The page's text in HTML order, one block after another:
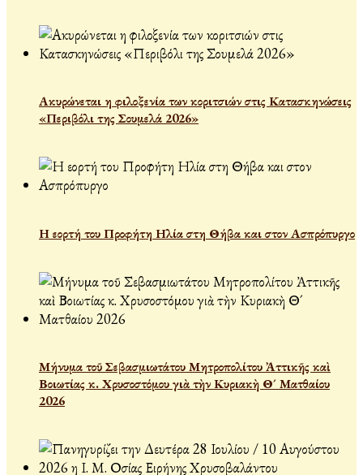
Ακυρώνεται η φιλοξενία των κοριτσιών στις Κατασκηνώσεις
«Περιβόλι της Σουμελά 2026»
Η εορτή του Προφήτη Ηλία στη Θήβα και στον Ασπρόπυργο
Μήνυμα τοῦ Σεβασμιωτάτου Μητροπολίτου Ἀττικῆς καὶ
Βοιωτίας κ. Χρυσοστόμου γιὰ τὴν Κυριακὴ Θ´ Ματθαίου
2026